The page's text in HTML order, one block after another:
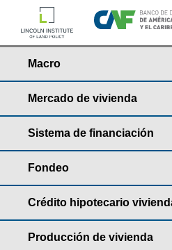
Macro
Mercado de vivienda
Sistema de financiación
Fondeo
Crédito hipotecario
Producción de vivienda